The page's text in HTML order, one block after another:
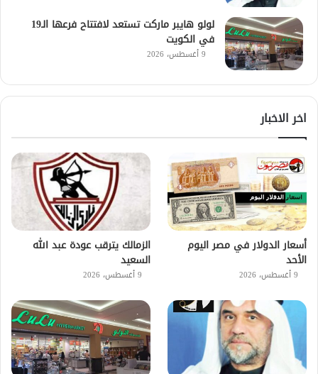
لولو هايبر ماركت تستعد لافتتاح فرعها الـ19
في الكويت
9 أغسطس، 2026
اخر الاخبار
أسعار الدولار في مصر اليوم
الأحد
9 أغسطس، 2026
الزمالك يترقب عودة عبد الله
السعيد
9 أغسطس، 2026